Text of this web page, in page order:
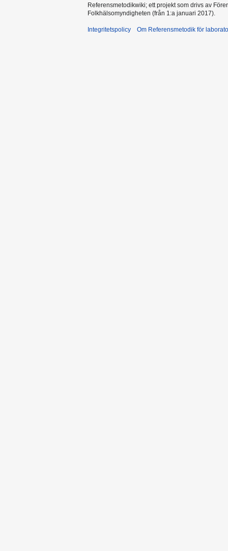
Referensmetodikwiki; ett projekt som drivs av
Folkhälsomyndigheten (från 1:a januari 2017).
Integritetspolicy Om Referensmetodik för